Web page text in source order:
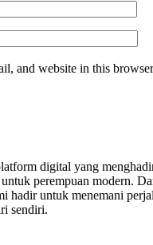
and website in this
digital yang
perempuan modern.
hadir untuk menemani
sendiri.